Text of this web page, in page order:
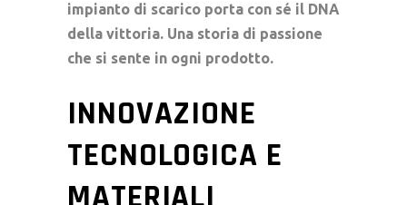
impianto di scarico porta con sé il DNA
della vittoria. Una storia di passione
che si sente in ogni prodotto.
INNOVAZIONE
TECNOLOGICA E